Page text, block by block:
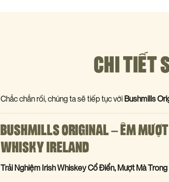
CHI TIẾT
Chắc chắn rồi, chúng ta sẽ tiếp tục vớiBushmills
BUSHMILLS ORIGINAL – ÊM
WHISKY IRELAND
Trải Nghiệm Irish Whiskey Cổ Điển, Mượt Mà